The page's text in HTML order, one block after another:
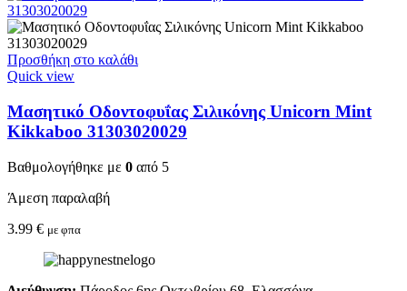
Προσθήκη στο καλάθι
Quick view
Μασητικό Οδοντοφυΐας Σιλικόνης Unicorn Mint
Kikkaboo 31303020029
Βαθμολογήθηκε με 0 από 5
Άμεση παραλαβή
3.99 € με φπα